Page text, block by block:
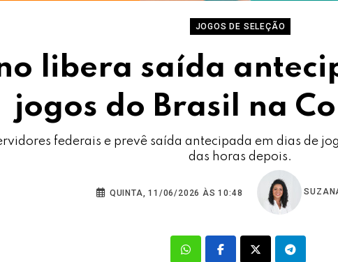
JOGOS DE SELEÇÃO
libera saída
jogos do Brasil na
federais e prevê saída antecipada em dias de
das horas depois.
QUINTA, 11/06/2026 ÀS 10:48